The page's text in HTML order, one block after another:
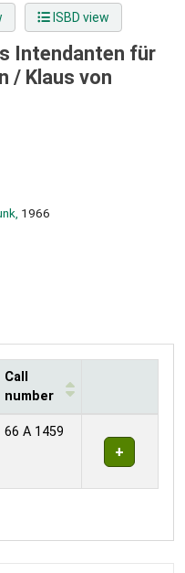
ISBD view
Intendanten für
/ Klaus von
1966
Call
number
66 A 1459